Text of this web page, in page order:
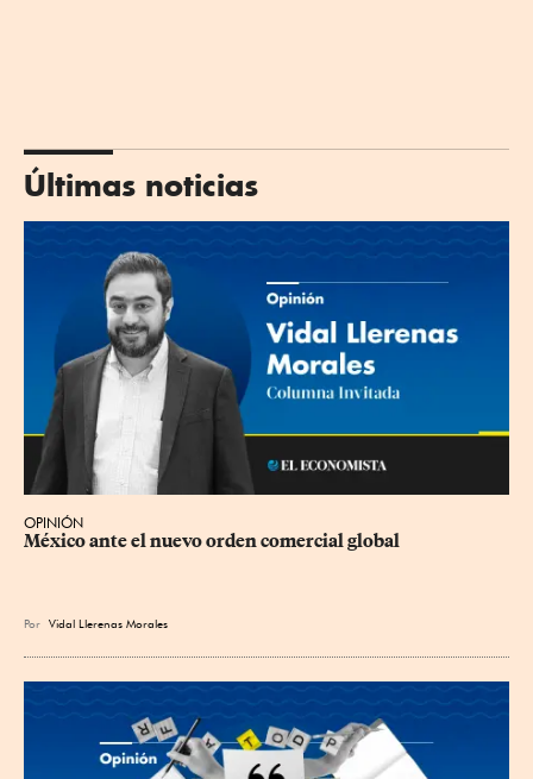
Últimas noticias
OPINIÓN
México ante el nuevo orden comercial global
Por Vidal Llerenas Morales